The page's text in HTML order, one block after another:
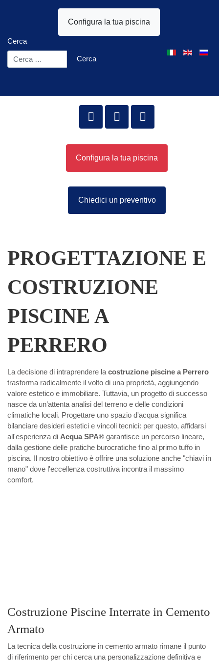
Configura la tua piscina
Cerca
Cerca
Seleziona la tua
Configura la tua piscina
Chiedici un preventivo
PROGETTAZIONE E
COSTRUZIONE
PISCINE A
PERRERO
La decisione di intraprendere la costruzione piscine a Perrero
trasforma radicalmente il volto di una proprietà, aggiungendo
valore estetico e immobiliare. Tuttavia, un progetto di successo
nasce da un’attenta analisi del terreno e delle condizioni
climatiche locali. Progettare uno spazio d'acqua significa
bilanciare desideri estetici e vincoli tecnici: per questo, affidarsi
all'esperienza di Acqua SPA® garantisce un percorso lineare,
dalla gestione delle pratiche burocratiche fino al primo tuffo in
piscina. Il nostro obiettivo è offrire una soluzione anche "chiavi in
mano" dove l'eccellenza costruttiva incontra il massimo
comfort.
Costruzione Piscine Interrate in Cemento
Armato
La tecnica della costruzione in cemento armato rimane il punto
di riferimento per chi cerca una personalizzazione definitiva e